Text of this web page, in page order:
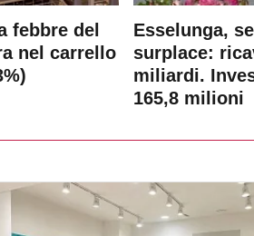
febbre del
nel carrello
Esselunga,
surplace:
miliardi.
165,8 milioni